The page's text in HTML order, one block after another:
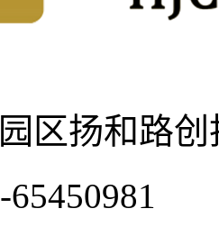
区扬和路